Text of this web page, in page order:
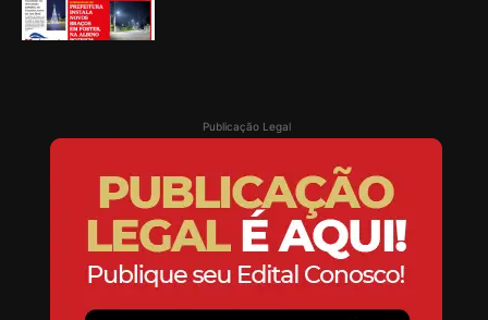
Publicação Legal